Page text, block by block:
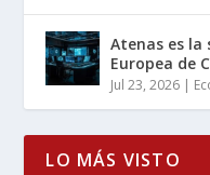
Atenas es la
Europea de
Jul 23, 2026 |
LO MÁS VISTO